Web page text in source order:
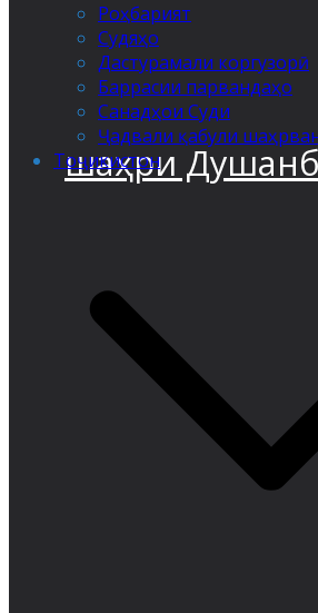
шаҳри
Роҳбарият
Судяҳо
Дастурамали коргузорӣ
Баррасии парвандаҳо
Санадҳои Суди
Ҷадвали қабули
Тоҷикистон